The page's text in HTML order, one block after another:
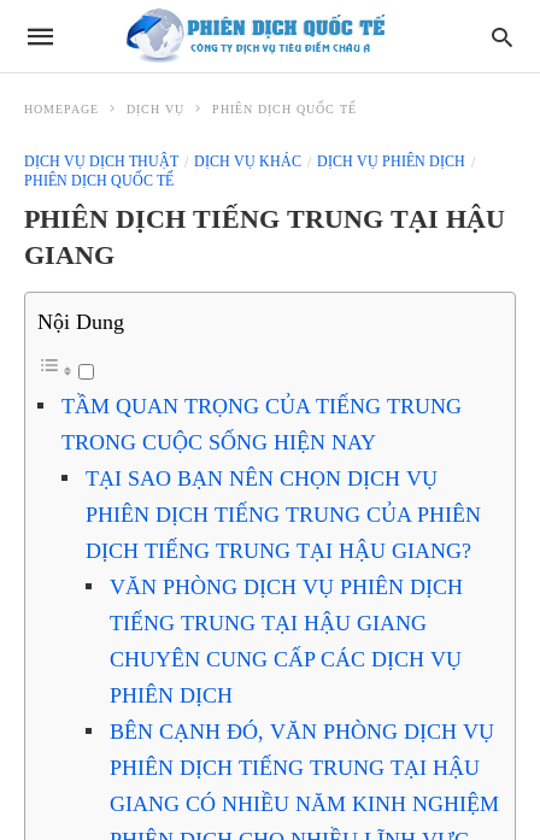
HOMEPAGE DỊCH VỤ PHIÊN DỊCH QUỐC TẾ
DỊCH VỤ DỊCH THUẬT DỊCH VỤ KHÁC
DỊCH VỤ PHIÊN DỊCH
PHIÊN DỊCH QUỐC TẾ
PHIÊN DỊCH TIẾNG TRUNG TẠI HẬU
GIANG
Nội Dung
TẦM QUAN TRỌNG CỦA TIẾNG TRUNG
TRONG CUỘC SỐNG HIỆN NAY
TẠI SAO BẠN NÊN CHỌN DỊCH VỤ
PHIÊN DỊCH TIẾNG TRUNG CỦA PHIÊN
DỊCH TIẾNG TRUNG TẠI HẬU GIANG?
VĂN PHÒNG DỊCH VỤ PHIÊN DỊCH
TIẾNG TRUNG TẠI HẬU GIANG
CHUYÊN CUNG CẤP CÁC DỊCH VỤ
PHIÊN DỊCH
BÊN CẠNH ĐÓ, VĂN PHÒNG DỊCH VỤ
PHIÊN DỊCH TIẾNG TRUNG TẠI HẬU
GIANG CÓ NHIỀU NĂM KINH NGHIỆM